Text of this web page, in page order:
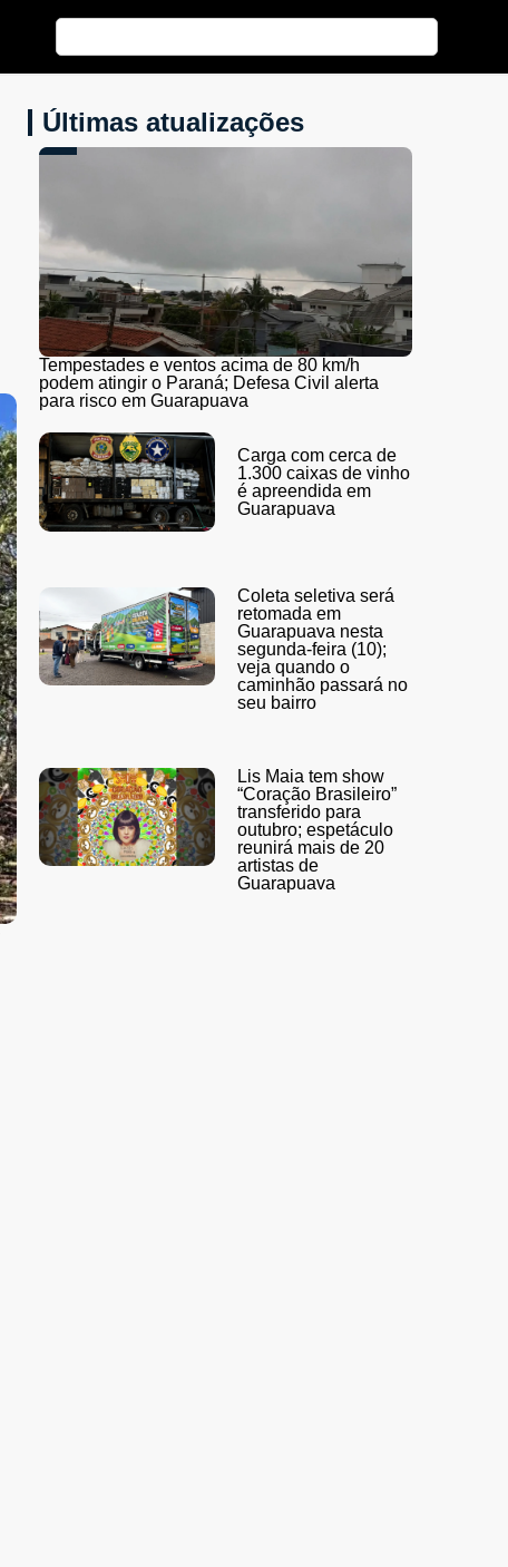
Últimas atualizações
Tempestades e ventos acima de 80 km/h
podem atingir o Paraná; Defesa Civil alerta
para risco em Guarapuava
Carga com cerca de
1.300 caixas de vinho
é apreendida em
Guarapuava
Coleta seletiva será
retomada em
Guarapuava nesta
segunda-feira (10);
veja quando o
caminhão passará no
seu bairro
Lis Maia tem show
“Coração Brasileiro”
transferido para
outubro; espetáculo
reunirá mais de 20
artistas de
Guarapuava